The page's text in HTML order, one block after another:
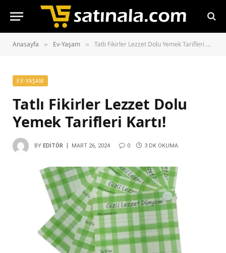
Anasayfa » Ev-Yaşam » Tatlı Fikirler Lezzet Dolu Yemek Tarifleri Kartı!
EV-YAŞAM
Tatlı Fikirler Lezzet Dolu
Yemek Tarifleri Kartı!
BY EDITÖR MART 26, 2024 0 3 DK OKUMA